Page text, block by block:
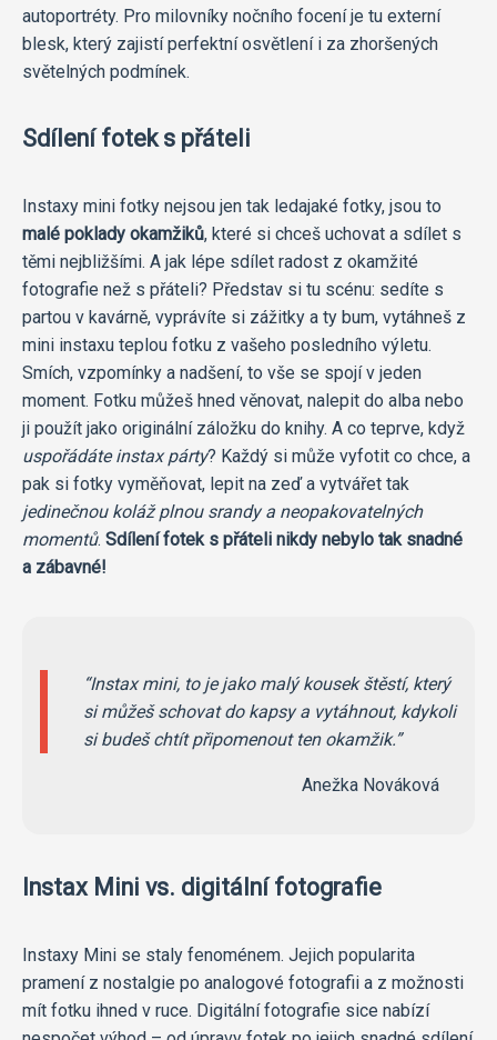
autoportréty. Pro milovníky nočního focení je tu externí
blesk, který zajistí perfektní osvětlení i za zhoršených
světelných podmínek.
Sdílení fotek s přáteli
Instaxy mini fotky nejsou jen tak ledajaké fotky, jsou to
malé poklady okamžiků, které si chceš uchovat a sdílet s
těmi nejbližšími. A jak lépe sdílet radost z okamžité
fotografie než s přáteli? Představ si tu scénu: sedíte s
partou v kavárně, vyprávíte si zážitky a ty bum, vytáhneš z
mini instaxu teplou fotku z vašeho posledního výletu.
Smích, vzpomínky a nadšení, to vše se spojí v jeden
moment. Fotku můžeš hned věnovat, nalepit do alba nebo
ji použít jako originální záložku do knihy. A co teprve, když
uspořádáte instax párty? Každý si může vyfotit co chce, a
pak si fotky vyměňovat, lepit na zeď a vytvářet tak
jedinečnou koláž plnou srandy a neopakovatelných
momentů. Sdílení fotek s přáteli nikdy nebylo tak snadné
a zábavné!
Instax mini, to je jako malý kousek štěstí, který
si můžeš schovat do kapsy a vytáhnout, kdykoli
si budeš chtít připomenout ten okamžik.
Anežka Nováková
Instax Mini vs. digitální fotografie
Instaxy Mini se staly fenoménem. Jejich popularita
pramení z nostalgie po analogové fotografii a z možnosti
mít fotku ihned v ruce. Digitální fotografie sice nabízí